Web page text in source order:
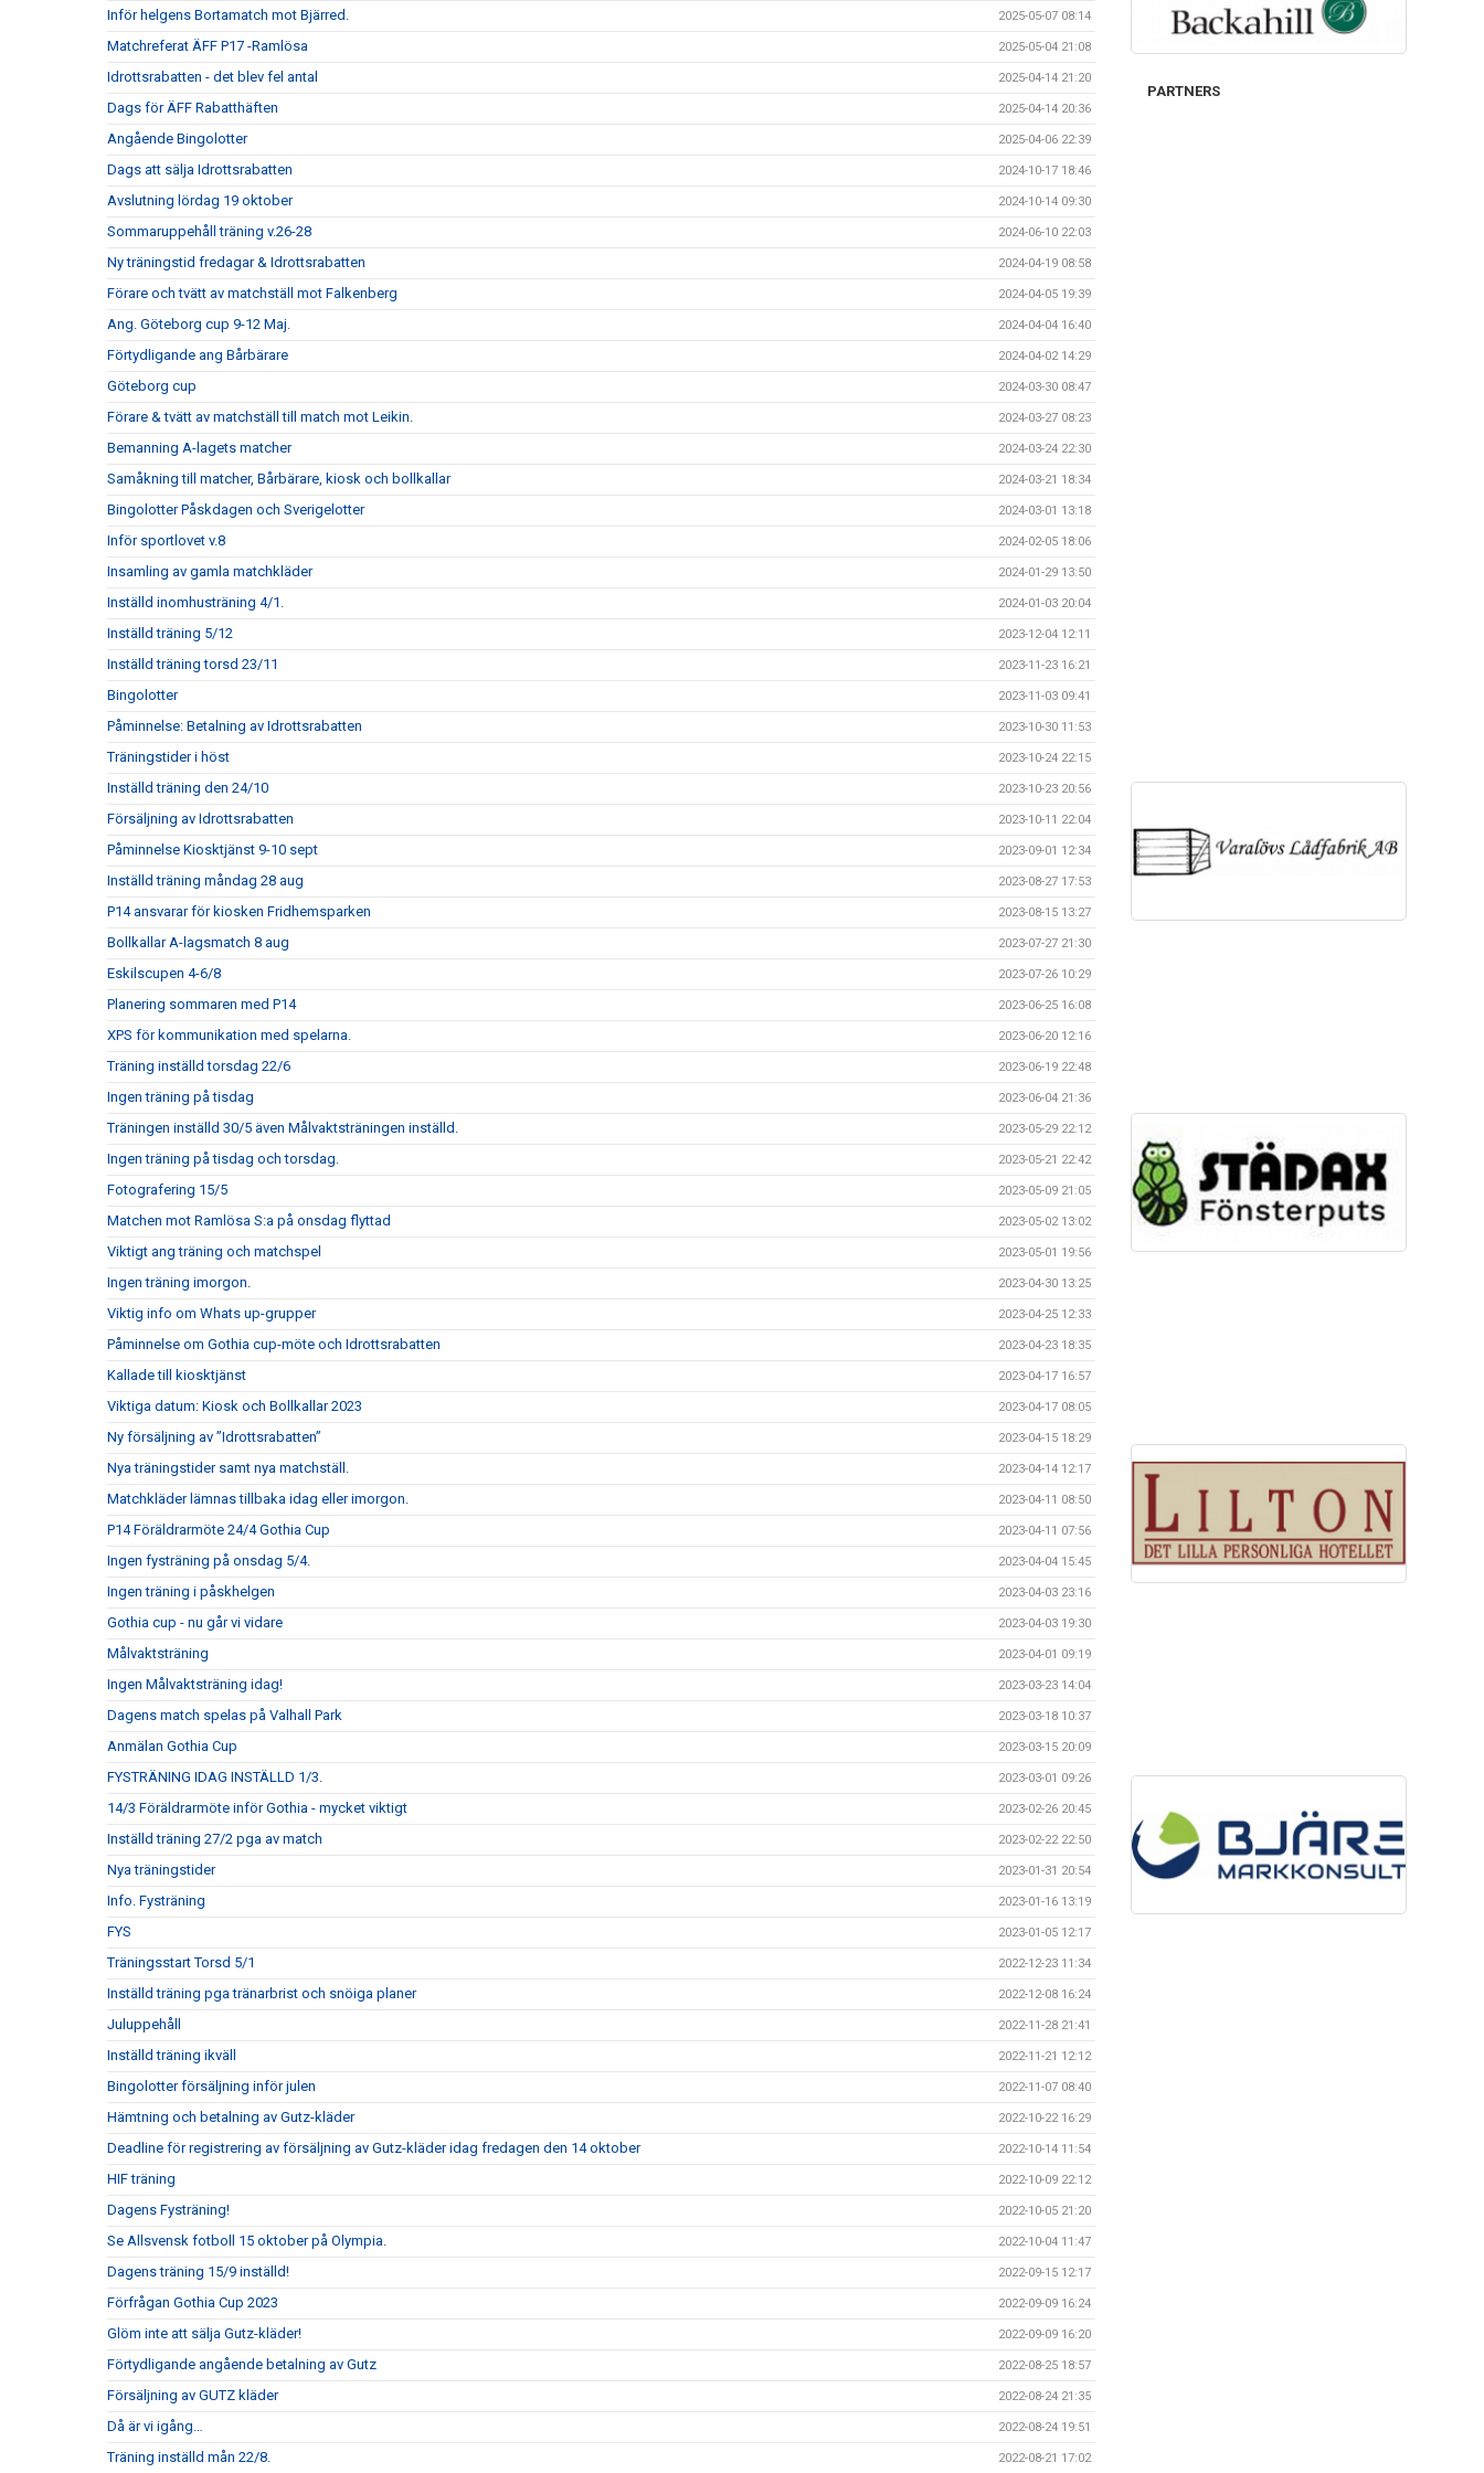
Inför helgens Bortamatch mot Bjärred. 2025-05-07 08:14
Matchreferat ÄFF P17 -Ramlösa 2025-05-04 21:08
Idrottsrabatten - det blev fel antal 2025-04-14 21:20
Dags för ÄFF Rabatthäften 2025-04-14 20:36
Angående Bingolotter 2025-04-06 22:39
Dags att sälja Idrottsrabatten 2024-10-17 18:46
Avslutning lördag 19 oktober 2024-10-14 09:30
Sommaruppehåll träning v.26-28 2024-06-10 22:03
Ny träningstid fredagar & Idrottsrabatten 2024-04-19 08:58
Förare och tvätt av matchställ mot Falkenberg 2024-04-05 19:39
Ang. Göteborg cup 9-12 Maj. 2024-04-04 16:40
Förtydligande ang Bårbärare 2024-04-02 14:29
Göteborg cup 2024-03-30 08:47
Förare & tvätt av matchställ till match mot Leikin. 2024-03-27 08:23
Bemanning A-lagets matcher 2024-03-24 22:30
Samåkning till matcher, Bårbärare, kiosk och bollkallar 2024-03-21 18:34
Bingolotter Påskdagen och Sverigelotter 2024-03-01 13:18
Inför sportlovet v.8 2024-02-05 18:06
Insamling av gamla matchkläder 2024-01-29 13:50
Inställd inomhusträning 4/1. 2024-01-03 20:04
Inställd träning 5/12 2023-12-04 12:11
Inställd träning torsd 23/11 2023-11-23 16:21
Bingolotter 2023-11-03 09:41
Påminnelse: Betalning av Idrottsrabatten 2023-10-30 11:53
Träningstider i höst 2023-10-24 22:15
Inställd träning den 24/10 2023-10-23 20:56
Försäljning av Idrottsrabatten 2023-10-11 22:04
Påminnelse Kiosktjänst 9-10 sept 2023-09-01 12:34
Inställd träning måndag 28 aug 2023-08-27 17:53
P14 ansvarar för kiosken Fridhemsparken 2023-08-15 13:27
Bollkallar A-lagsmatch 8 aug 2023-07-27 21:30
Eskilscupen 4-6/8 2023-07-26 10:29
Planering sommaren med P14 2023-06-25 16:08
XPS för kommunikation med spelarna. 2023-06-20 12:16
Träning inställd torsdag 22/6 2023-06-19 22:48
Ingen träning på tisdag 2023-06-04 21:36
Träningen inställd 30/5 även Målvaktsträningen inställd. 2023-05-29 22:12
Ingen träning på tisdag och torsdag. 2023-05-21 22:42
Fotografering 15/5 2023-05-09 21:05
Matchen mot Ramlösa S:a på onsdag flyttad 2023-05-02 13:02
Viktigt ang träning och matchspel 2023-05-01 19:56
Ingen träning imorgon. 2023-04-30 13:25
Viktig info om Whats up-grupper 2023-04-25 12:33
Påminnelse om Gothia cup-möte och Idrottsrabatten 2023-04-23 18:35
Kallade till kiosktjänst 2023-04-17 16:57
Viktiga datum: Kiosk och Bollkallar 2023 2023-04-17 08:05
Ny försäljning av ”Idrottsrabatten” 2023-04-15 18:29
Nya träningstider samt nya matchställ. 2023-04-14 12:17
Matchkläder lämnas tillbaka idag eller imorgon. 2023-04-11 08:50
P14 Föräldrarmöte 24/4 Gothia Cup 2023-04-11 07:56
Ingen fysträning på onsdag 5/4. 2023-04-04 15:45
Ingen träning i påskhelgen 2023-04-03 23:16
Gothia cup - nu går vi vidare 2023-04-03 19:30
Målvaktsträning 2023-04-01 09:19
Ingen Målvaktsträning idag! 2023-03-23 14:04
Dagens match spelas på Valhall Park 2023-03-18 10:37
Anmälan Gothia Cup 2023-03-15 20:09
FYSTRÄNING IDAG INSTÄLLD 1/3. 2023-03-01 09:26
14/3 Föräldrarmöte inför Gothia - mycket viktigt 2023-02-26 20:45
Inställd träning 27/2 pga av match 2023-02-22 22:50
Nya träningstider 2023-01-31 20:54
Info. Fysträning 2023-01-16 13:19
FYS 2023-01-05 12:17
Träningsstart Torsd 5/1 2022-12-23 11:34
Inställd träning pga tränarbrist och snöiga planer 2022-12-08 16:24
Juluppehåll 2022-11-28 21:41
Inställd träning ikväll 2022-11-21 12:12
Bingolotter försäljning inför julen 2022-11-07 08:40
Hämtning och betalning av Gutz-kläder 2022-10-22 16:29
Deadline för registrering av försäljning av Gutz-kläder idag fredagen den 14 oktober 2022-10-14 11:54
HIF träning 2022-10-09 22:12
Dagens Fysträning! 2022-10-05 21:20
Se Allsvensk fotboll 15 oktober på Olympia. 2022-10-04 11:47
Dagens träning 15/9 inställd! 2022-09-15 12:17
Förfrågan Gothia Cup 2023 2022-09-09 16:24
Glöm inte att sälja Gutz-kläder! 2022-09-09 16:20
Förtydligande angående betalning av Gutz 2022-08-25 18:57
Försäljning av GUTZ kläder 2022-08-24 21:35
Då är vi igång… 2022-08-24 19:51
Träning inställd mån 22/8. 2022-08-21 17:02
PARTNERS